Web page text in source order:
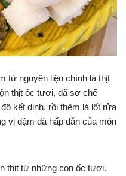
từ nguyên liệu chính là thịt
thịt ốc tươi, đã sơ chế
kết dinh, rồi thêm lá lốt rửa
vị đậm đà hấp dẫn của món
thịt từ những con ốc tươi.